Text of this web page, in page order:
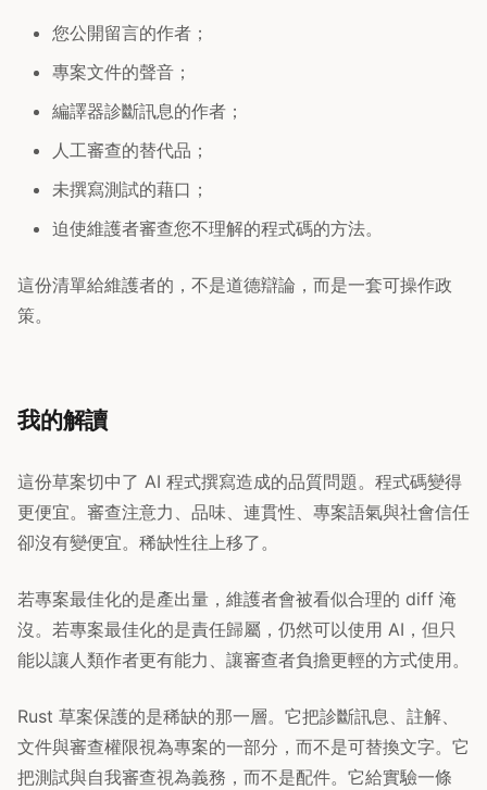
您公開留言的作者；
專案文件的聲音；
編譯器診斷訊息的作者；
人工審查的替代品；
未撰寫測試的藉口；
迫使維護者審查您不理解的程式碼的方法。
這份清單給維護者的，不是道德辯論，而是一套可操作政
策。
我的解讀
這份草案切中了 AI 程式撰寫造成的品質問題。程式碼變得
更便宜。審查注意力、品味、連貫性、專案語氣與社會信任
卻沒有變便宜。稀缺性往上移了。
若專案最佳化的是產出量，維護者會被看似合理的 diff 淹
沒。若專案最佳化的是責任歸屬，仍然可以使用 AI，但只
能以讓人類作者更有能力、讓審查者負擔更輕的方式使用。
Rust 草案保護的是稀缺的那一層。它把診斷訊息、註解、
文件與審查權限視為專案的一部分，而不是可替換文字。它
把測試與自我審查視為義務，而不是配件。它給實驗一條